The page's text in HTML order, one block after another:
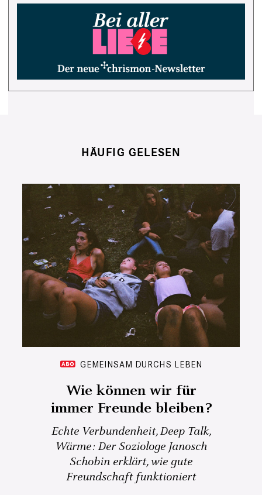
HÄUFIG GELESEN
GEMEINSAM DURCHS LEBEN
Wie können wir für
immer Freunde bleiben?
Echte Verbundenheit, Deep Talk,
Wärme: Der Soziologe Janosch
Schobin erklärt, wie gute
Freundschaft funktioniert